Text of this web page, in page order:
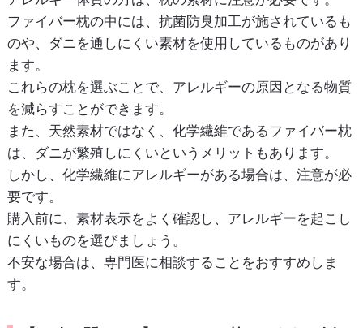
ファイバー枕の中には、抗菌防臭加工が施されているも
のや、ダニを通しにくい素材を使用しているものがあり
ます。
これらの枕を選ぶことで、アレルギーの原因となる物質
を減らすことができます。
また、天然素材ではなく、化学繊維であるファイバー枕
は、ダニが繁殖しにくいというメリットもあります。
しかし、化学繊維にアレルギーがある場合は、注意が必
要です。
購入前に、素材表示をよく確認し、アレルギーを起こし
にくいものを選びましょう。
不安な場合は、専門医に相談することをおすすめしま
す。